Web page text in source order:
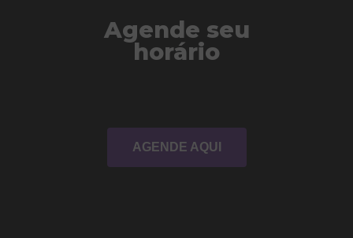
Agende seu
horário
AGENDE AQUI